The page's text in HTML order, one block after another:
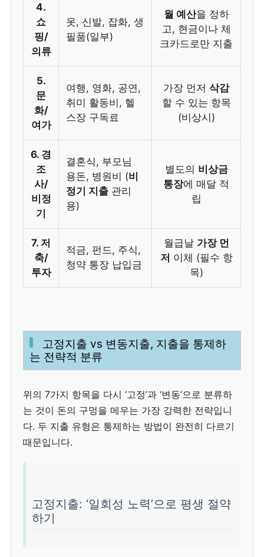
4.
쇼
핑/
의류
옷, 신발, 잡화, 생
필품(일부)
월 예산을 정하
고, 현금이나 체
크카드로만 지출
5.
문
화/
여가
여행, 영화, 공연,
취미 활동비, 헬
스장 구독료
가장 먼저 삭감
할 수 있는 항목
(비상시)
6. 경
조
사/
비정
기
결혼식, 부모님
용돈, 병원비 (비
정기 지출 관리
용)
별도의 비상금
통장에 매달 적
립
7. 저
축/
투자
적금, 펀드, 주식,
청약 통장 납입금
월급날 가장 먼
저 이체 (필수 항
목)
고정지출 vs 변동지출, 지출을 통제하
는 전략적 분류
위의 7가지 항목을 다시 ‘고정’과 ‘변동’으로 분류하
는 것이 돈의 구멍을 메우는 가장 강력한 전략입니
다. 두 지출 유형은 통제하는 방법이 완전히 다르기
때문입니다.
고정지출: ‘일회성 노력’으로 평생 절약
하기